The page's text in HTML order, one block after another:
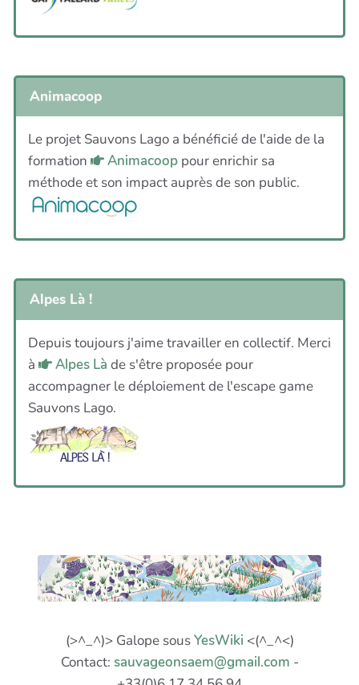
Animacoop
Le projet Sauvons Lago a bénéficié de l'aide de la
formation
Animacoop pour enrichir sa
méthode et son impact auprès de son public.
Alpes Là !
Depuis toujours j'aime travailler en collectif. Merci
à
Alpes Là de s'être proposée pour
accompagner le déploiement de l'escape game
Sauvons Lago.
(>^_^)> Galope sousYesWiki <(^_^<)
Contact: sauvageonsaem@gmail.com -